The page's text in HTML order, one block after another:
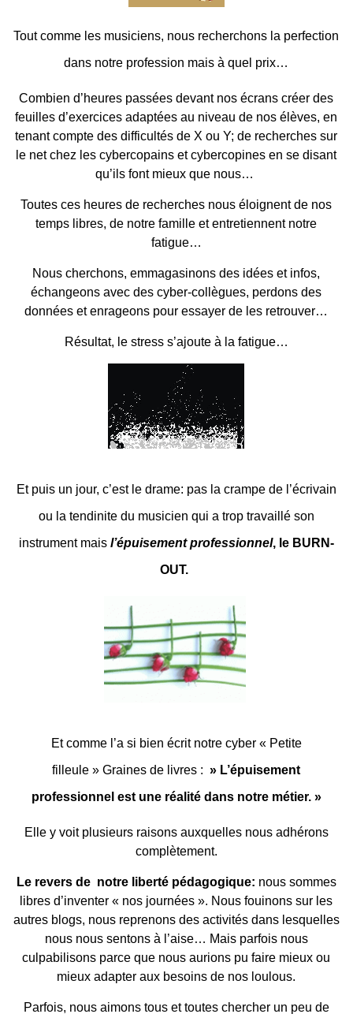
Tout comme les musiciens, nous recherchons la perfection
dans notre profession mais à quel prix…
Combien d’heures passées devant nos écrans créer des
feuilles d’exercices adaptées au niveau de nos élèves, en
tenant compte des difficultés de X ou Y; de recherches sur
le net chez les cybercopains et cybercopines en se disant
qu’ils font mieux que nous…
Toutes ces heures de recherches nous éloignent de nos
temps libres, de notre famille et entretiennent notre
fatigue…
Nous cherchons, emmagasinons des idées et infos,
échangeons avec des cyber-collègues, perdons des
données et enrageons pour essayer de les retrouver…
Résultat, le stress s’ajoute à la fatigue…
Et puis un jour, c’est le drame: pas la crampe de l’écrivain
ou la tendinite du musicien qui a trop travaillé son
instrument mais l’épuisement professionnel, le BURN-
OUT.
Et comme l’a si bien écrit notre cyber « Petite
filleule »Graines de livres : » L’épuisement
professionnel est une réalité dans notre métier. »
Elle y voit plusieurs raisons auxquelles nous adhérons
complètement.
Le revers de notre liberté pédagogique: nous sommes
libres d’inventer « nos journées ». Nous fouinons sur les
autres blogs, nous reprenons des activités dans lesquelles
nous nous sentons à l’aise… Mais parfois nous
culpabilisons parce que nous aurions pu faire mieux ou
mieux adapter aux besoins de nos loulous.
Parfois, nous aimons tous et toutes chercher un peu de